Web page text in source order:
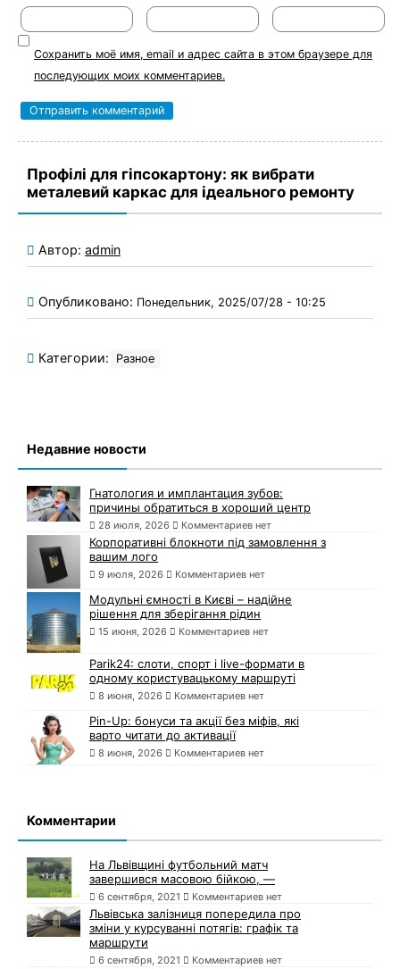
Сохранить моё имя, email и адрес сайта в этом браузере для
последующих моих комментариев.
Профілі для гіпсокартону: як вибрати
металевий каркас для ідеального ремонту
Автор: admin
Опубликовано: Понедельник, 2025/07/28 - 10:25
Категории: Разное
Недавние новости
Гнатология и имплантация зубов:
причины обратиться в хороший центр
28 июля, 2026 Комментариев нет
Корпоративні блокноти під замовлення з
вашим лого
9 июля, 2026 Комментариев нет
Модульні ємності в Києві – надійне
рішення для зберігання рідин
15 июня, 2026 Комментариев нет
Parik24: слоти, спорт і live-формати в
одному користувацькому маршруті
8 июня, 2026 Комментариев нет
Pin-Up: бонуси та акції без міфів, які
варто читати до активації
8 июня, 2026 Комментариев нет
Комментарии
На Львівщині футбольний матч
завершився масовою бійкою, —
6 сентября, 2021 Комментариев нет
Львівська залізниця попередила про
зміни у курсуванні потягів: графік та
маршрути
6 сентября, 2021 Комментариев нет